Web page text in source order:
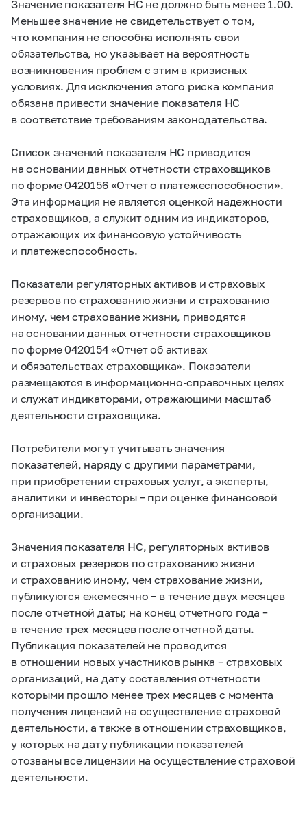
Значение показателя НС не должно быть менее 1.00.
Меньшее значение не свидетельствует о том,
что компания не способна исполнять свои
обязательства, но указывает на вероятность
возникновения проблем с этим в кризисных
условиях. Для исключения этого риска компания
обязана привести значение показателя НС
в соответствие требованиям законодательства.
Список значений показателя НС приводится
на основании данных отчетности страховщиков
по форме 0420156 «Отчет о платежеспособности».
Эта информация не является оценкой надежности
страховщиков, а служит одним из индикаторов,
отражающих их финансовую устойчивость
и платежеспособность.
Показатели регуляторных активов и страховых
резервов по страхованию жизни и страхованию
иному, чем страхование жизни, приводятся
на основании данных отчетности страховщиков
по форме 0420154 «Отчет об активах
и обязательствах страховщика». Показатели
размещаются в информационно-справочных целях
и служат индикаторами, отражающими масштаб
деятельности страховщика.
Потребители могут учитывать значения
показателей, наряду с другими параметрами,
при приобретении страховых услуг, а эксперты,
аналитики и инвесторы – при оценке финансовой
организации.
Значения показателя НС, регуляторных активов
и страховых резервов по страхованию жизни
и страхованию иному, чем страхование жизни,
публикуются ежемесячно – в течение двух месяцев
после отчетной даты; на конец отчетного года –
в течение трех месяцев после отчетной даты.
Публикация показателей не проводится
в отношении новых участников рынка – страховых
организаций, на дату составления отчетности
которыми прошло менее трех месяцев с момента
получения лицензий на осуществление страховой
деятельности, а также в отношении страховщиков,
у которых на дату публикации показателей
отозваны все лицензии на осуществление страховой
деятельности.